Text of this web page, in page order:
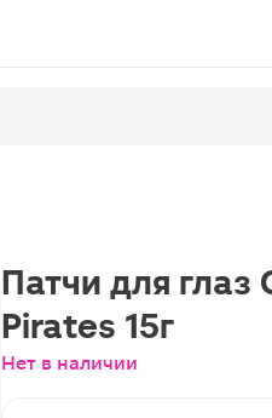
Патчи для
Pirates 15г
Нет в наличии